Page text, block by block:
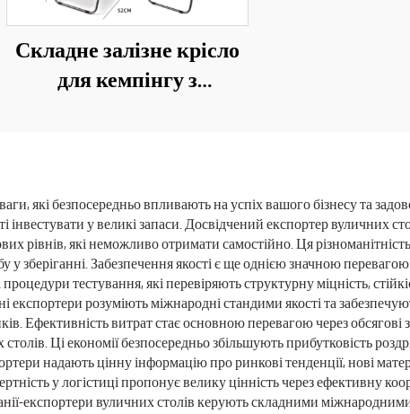
Складне залізне крісло
для кемпінгу з
повітрі
які безпосередньо впливають на успіх вашого бізнесу та
у великі запаси. Досвідчений експортер вуличних
рівнів, які неможливо отримати самостійно. Ця
зберіганні. Забезпечення якості є ще однією значною
тестування, які перевіряють структурну міцність,
розуміють міжнародні стандими якості та
Ефективність витрат стає основною перевагою через обсягові
Ці економії безпосередньо збільшують прибутковість
надають цінну інформацію про ринкові тенденції, нові
у логістиці пропонує велику цінність через ефективну
експортери вуличних столів керують складними